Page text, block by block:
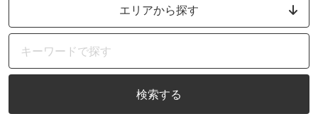
エリアから探す
検索する